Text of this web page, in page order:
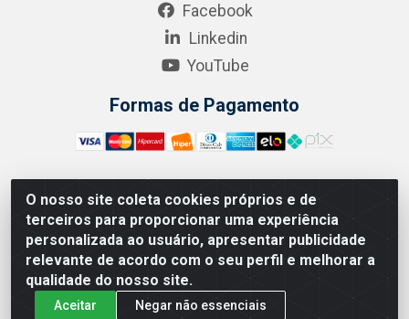
O nosso site coleta cookies próprios e de
terceiros para proporcionar uma experiência
personalizada ao usuário, apresentar publicidade
relevante de acordo com o seu perfil e melhorar a
qualidade do nosso site.
Aceitar Negar não essenciais
Facebook
Linkedin
YouTube
Formas de Pagamento
A.R. RODRIGUEZ SOLUÇÕES EM SAÚDE - Endereço Av.
Joaquim Nabuco, 2235 - Centro, Manaus - AM, CEP
69020-031 - CNPJ 04.562.591/0001-41